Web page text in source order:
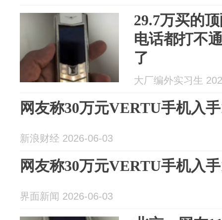
29.7万买的
电话都打不
了
大厂编外实习生
网友称30万元VERTU手机入
新浪财经 2026-06-03
网友称30万元VERTU手机入
界面新闻 2026-06-03